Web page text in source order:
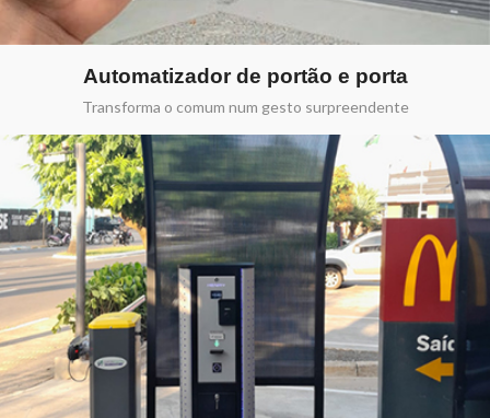
Automatizador de portão e porta
Transforma o comum num gesto surpreendente